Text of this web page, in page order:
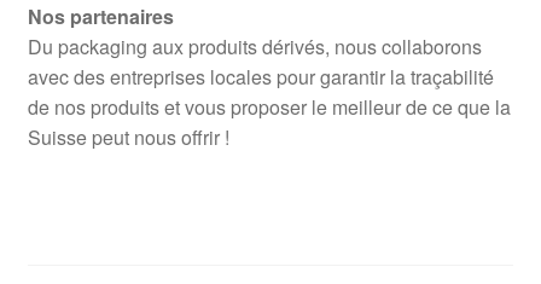
Nos partenaires
Du packaging aux produits dérivés, nous collaborons
avec des entreprises locales pour garantir la traçabilité
de nos produits et vous proposer le meilleur de ce que la
Suisse peut nous offrir !